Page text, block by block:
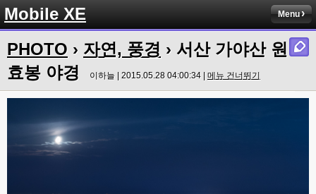
Mobile XE Menu
PHOTO › 자연, 풍경 › 서산 가야산 원
효봉 야경
이하늘 | 2015.05.28 04:00:34 | 메뉴 건너뛰기